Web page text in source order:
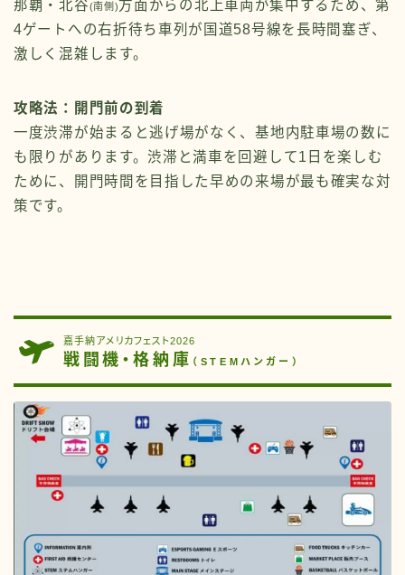
那覇・北谷(南側)方面からの北上車両が集中するため、第
4ゲートへの右折待ち車列が国道58号線を長時間塞ぎ、
激しく混雑します。
攻略法：開門前の到着
一度渋滞が始まると逃げ場がなく、基地内駐車場の数に
も限りがあります。渋滞と満車を回避して1日を楽しむ
ために、開門時間を目指した早めの来場が最も確実な対
策です。
嘉手納アメリカフェスト2026
戦闘機・格納庫 （STEMハンガー）